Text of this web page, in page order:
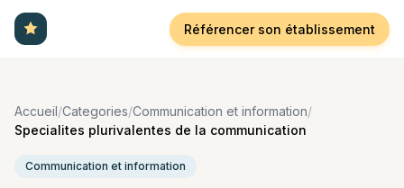
Référencer son établissement
Accueil/Categories/Communication et information/
Specialites plurivalentes de la communication
Communication et information